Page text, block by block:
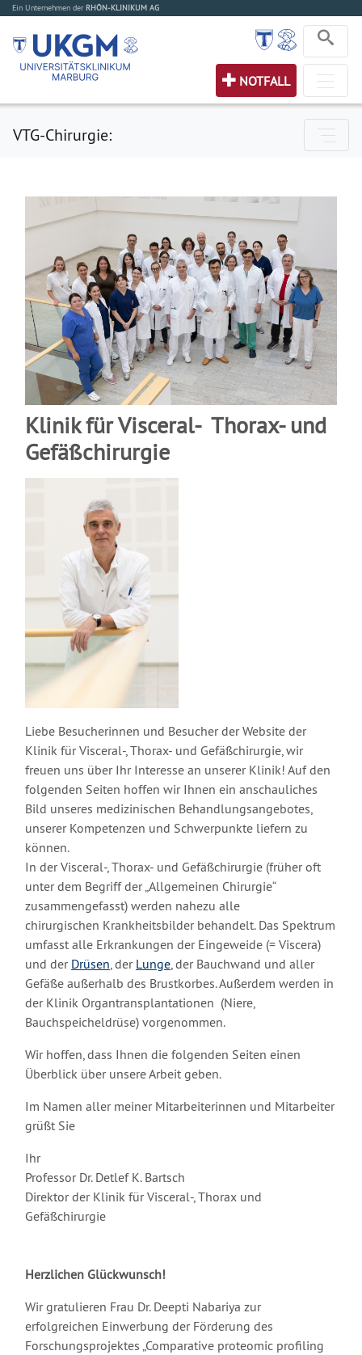
Ein Unternehmen der RHÖN-KLINIKUM AG
NOTFALL
VTG-Chirurgie:
Klinik für Visceral- Thorax- und
Gefäßchirurgie
Liebe Besucherinnen und Besucher der Website der
Klinik für Visceral-, Thorax- und Gefäßchirurgie, wir
freuen uns über Ihr Interesse an unserer Klinik! Auf den
folgenden Seiten hoffen wir Ihnen ein anschauliches
Bild unseres medizinischen Behandlungsangebotes,
unserer Kompetenzen und Schwerpunkte liefern zu
können.
In der Visceral-, Thorax- und Gefäßchirurgie (früher oft
unter dem Begriff der „Allgemeinen Chirurgie“
zusammengefasst) werden nahezu alle
chirurgischen Krankheitsbilder behandelt. Das Spektrum
umfasst alle Erkrankungen der Eingeweide (= Viscera)
und der Drüsen , der Lunge , der Bauchwand und aller
Gefäße außerhalb des Brustkorbes. Außerdem werden in
der Klinik Organtransplantationen (Niere,
Bauchspeicheldrüse) vorgenommen.
Wir hoffen, dass Ihnen die folgenden Seiten einen
Überblick über unsere Arbeit geben.
Im Namen aller meiner Mitarbeiterinnen und Mitarbeiter
grüßt Sie
Ihr
Professor Dr. Detlef K. Bartsch
Direktor der Klinik für Visceral-, Thorax und
Gefäßchirurgie
Herzlichen Glückwunsch!
Wir gratulieren Frau Dr. Deepti Nabariya zur
erfolgreichen Einwerbung der Förderung des
Forschungsprojektes „Comparative proteomic profiling